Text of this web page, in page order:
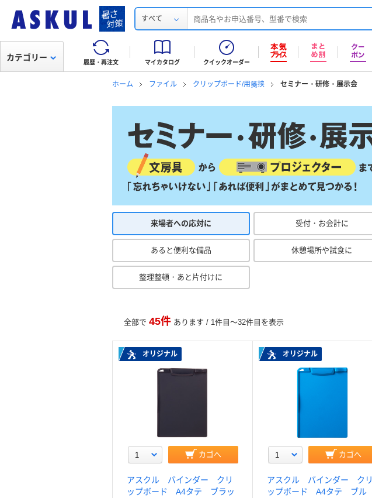
すべて
履歴・再注文 マイカタログ クイックオーダー
カテゴリー
ホーム ファイル クリップボード/用箋挟 セミナー・研修・展示会
来場者への応対に 受付・お会計に
あると便利な備品 休憩場所や試食に
整理整頓・あと片付けに
全部で 45件 あります / 1件目～32件目を表示
オリジナル
カゴへ
アスクル バインダー クリ
ップボード A4タテ ブラッ
オリジナル
カゴへ
アスクル バインダー クリ
ップボード A4タテ ブル